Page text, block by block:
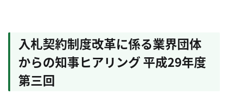
入札契約制度改革に係る業界団体
からの知事ヒアリング 平成29年度
第三回